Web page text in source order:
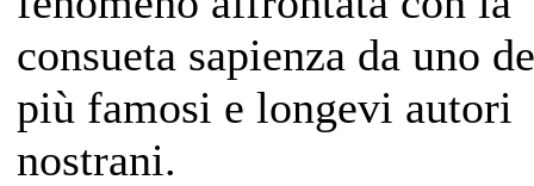
consueta sapienza da uno
più famosi e longevi autori
nostrani.